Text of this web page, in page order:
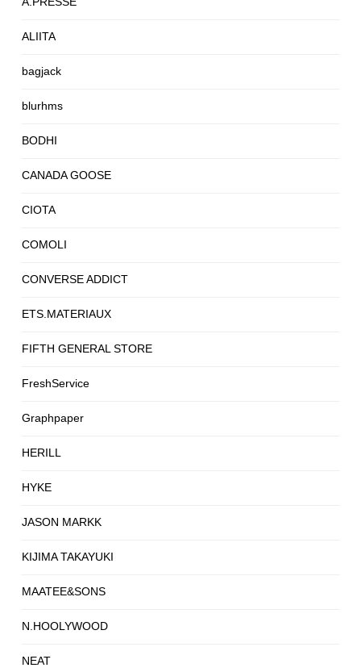
ALIITA
bagjack
blurhms
BODHI
CANADA GOOSE
CIOTA
COMOLI
CONVERSE ADDICT
ETS.MATERIAUX
FIFTH GENERAL STORE
FreshService
Graphpaper
HERILL
HYKE
JASON MARKK
KIJIMA TAKAYUKI
MAATEE&SONS
N.HOOLYWOOD
NEAT